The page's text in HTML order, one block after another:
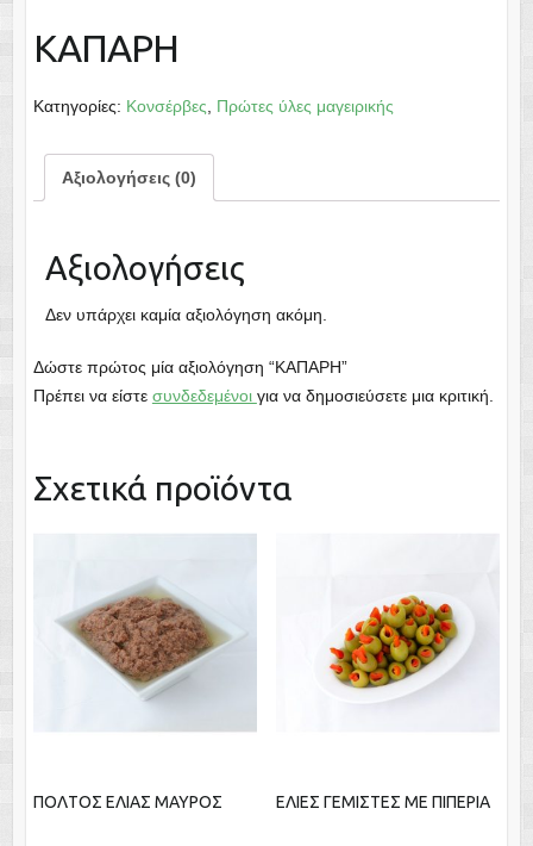
ΚΑΠΑΡΗ
Κατηγορίες: Κονσέρβες Πρώτες ύλες μαγειρικής
Αξιολογήσεις (0)
Αξιολογήσεις
Δεν υπάρχει καμία αξιολόγηση ακόμη.
Δώστε πρώτος μία αξιολόγηση “ΚΑΠΑΡΗ”
Πρέπει να είστε συνδεδεμένοι για να δημοσιεύσετε μια κριτική.
Σχετικά προϊόντα
ΠΟΛΤΟΣ ΕΛΙΑΣ ΜΑΥΡΟΣ ΕΛΙΕΣ ΓΕΜΙΣΤΕΣ ΜΕ ΠΙΠΕΡΙΑ